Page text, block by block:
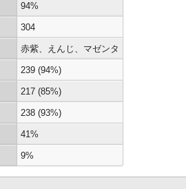
94%
304
赤紫、えんじ、マゼンタ
239 (94%)
217 (85%)
238 (93%)
41%
9%